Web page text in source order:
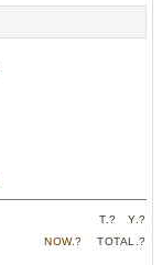
T.? Y.?
NOW.? TOTAL.?